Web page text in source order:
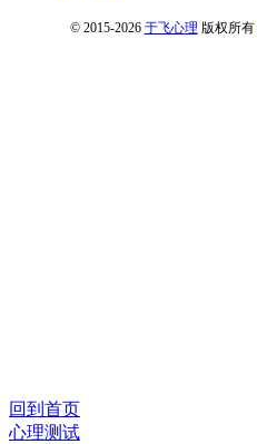
© 2015-2026 于飞心理 版权所有
回到首页
心理测试